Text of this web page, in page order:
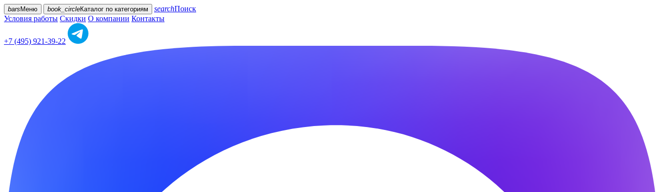
bars Меню book_circleКаталог по категориям searchПоиск
Условия работы Скидки О компании Контакты
+7 (495) 921-39-22